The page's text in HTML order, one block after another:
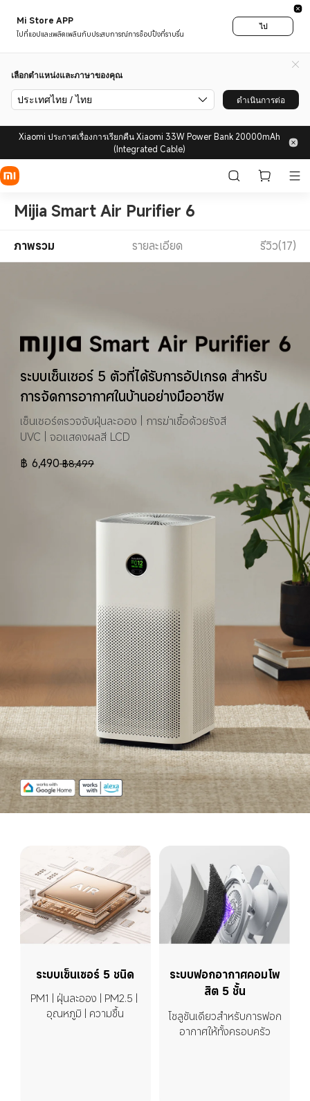
Mi Store APP
ไปที่แอปและเพลิดเพลินกับประสบการณ์การช็อปปิ้งที่ราบรื่น
ไป
เลือกตำแหน่งและภาษาของคุณ
ประเทศไทย / ไทย ดำเนินการต่อ
Xiaomi ประกาศเรื่องการเรียกคืน Xiaomi 33W Power Bank 20000mAh
(Integrated Cable)
Mijia Smart Air Purifier 6
ภาพรวม รายละเอียด รีวิว(17)
ระบบเซ็นเซอร์ 5 ตัวที่ได้รับการอัปเกรด สำหรับ
การจัดการอากาศในบ้านอย่างมืออาชีพ
เซ็นเซอร์ตรวจจับฝุ่นละออง | การฆ่าเชื้อด้วยรังสี
UVC | จอแสดงผลสี LCD
฿ 6,490 ฿8,499
ระบบเซ็นเซอร์ 5 ชนิด
PM1 | ฝุ่นละออง | PM2.5 |
อุณหภูมิ | ความชื้น
ระบบฟอกอากาศคอมโพ
สิต 5 ชั้น
โซลูชันเดียวสำหรับการฟอก
อากาศให้ทั้งครอบครัว